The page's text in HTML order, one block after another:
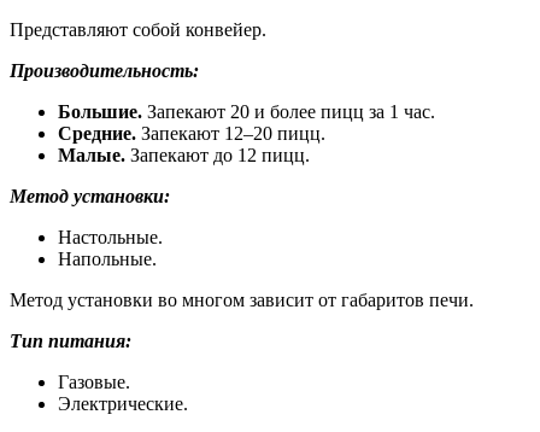
Представляют собой конвейер.
Производительность:
Большие. Запекают 20 и более пицц за 1 час.
Средние. Запекают 12–20 пицц.
Малые. Запекают до 12 пицц.
Метод установки:
Настольные.
Напольные.
Метод установки во многом зависит от габаритов печи.
Тип питания:
Газовые.
Электрические.